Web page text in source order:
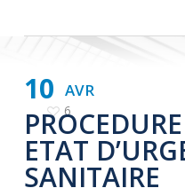
AVR
10
6
ETAT
SANITAIRE